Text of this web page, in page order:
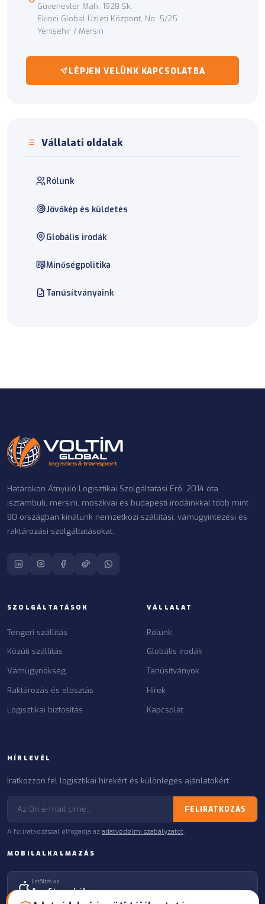
Güvenevler Mah. 1928 Sk.
Ekinci Global Üzleti Központ, No: 5/25
Yenişehir / Mersin
LÉPJEN VELÜNK KAPCSOLATBA
Vállalati oldalak
Rólunk
Jövőkép és küldetés
Globális irodák
Minőségpolitika
Tanúsítványaink
Határokon Átnyúló Logisztikai Szolgáltatási Erő. 2014 óta
isztambuli, mersini, moszkvai és budapesti irodáinkkal több mint
80 országban kínálunk nemzetközi szállítási, vámügyintézési és
raktározási szolgáltatásokat.
SZOLGÁLTATÁSOK
Tengeri szállítás
Közúti szállítás
Vámügynökség
Raktározás és elosztás
Logisztikai biztosítás
VÁLLALAT
Rólunk
Globális irodák
Tanúsítványok
Hírek
Kapcsolat
HÍRLEVÉL
Iratkozzon fel logisztikai hírekért és különleges ajánlatokért.
FELIRATKOZÁS
A feliratkozással elfogadja az adatvédelmi szabályzatot.
MOBILALKALMAZÁS
Letöltés az
App Store-ból